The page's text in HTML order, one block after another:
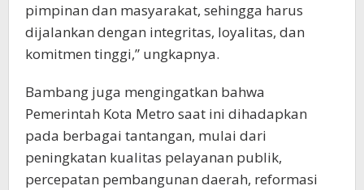
pimpinan dan masyarakat, sehingga harus
dijalankan dengan integritas, loyalitas, dan
komitmen tinggi,” ungkapnya.
Bambang juga mengingatkan bahwa
Pemerintah Kota Metro saat ini dihadapkan
pada berbagai tantangan, mulai dari
peningkatan kualitas pelayanan publik,
percepatan pembangunan daerah, reformasi